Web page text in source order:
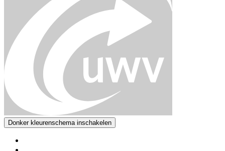
Donker kleurenschema inschakelen